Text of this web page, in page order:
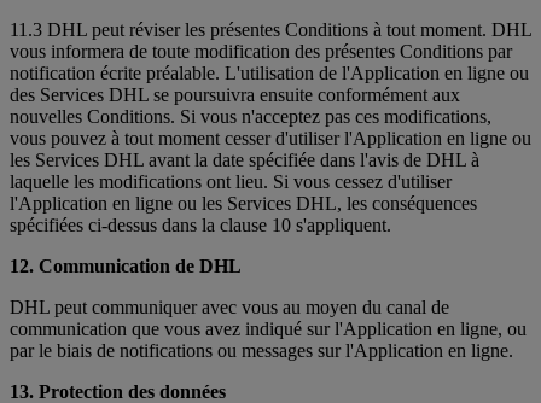
11.3 DHL peut réviser les présentes Conditions à tout moment. DHL
vous informera de toute modification des présentes Conditions par
notification écrite préalable. L'utilisation de l'Application en ligne ou
des Services DHL se poursuivra ensuite conformément aux
nouvelles Conditions. Si vous n'acceptez pas ces modifications,
vous pouvez à tout moment cesser d'utiliser l'Application en ligne ou
les Services DHL avant la date spécifiée dans l'avis de DHL à
laquelle les modifications ont lieu. Si vous cessez d'utiliser
l'Application en ligne ou les Services DHL, les conséquences
spécifiées ci-dessus dans la clause 10 s'appliquent.
12. Communication de DHL
DHL peut communiquer avec vous au moyen du canal de
communication que vous avez indiqué sur l'Application en ligne, ou
par le biais de notifications ou messages sur l'Application en ligne.
13. Protection des données